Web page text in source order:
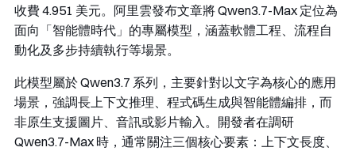
收費 4.951 美元。阿里雲發布文章將 Qwen3.7-Max 定位為
面向「智能體時代」的專屬模型，涵蓋軟體工程、流程自
動化及多步持續執行等場景。
此模型屬於 Qwen3.7 系列，主要針對以文字為核心的應用
場景，強調長上下文推理、程式碼生成與智能體編排，而
非原生支援圖片、音訊或影片輸入。開發者在調研
Qwen3.7-Max 時，通常關注三個核心要素：上下文長度、